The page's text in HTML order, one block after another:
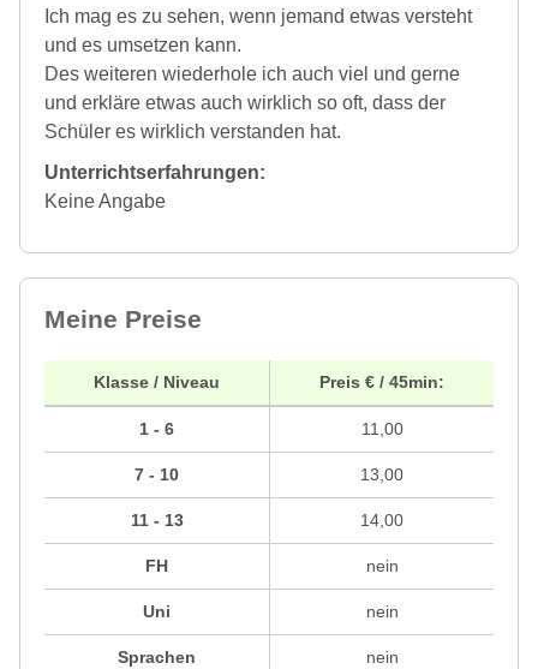
Ich mag es zu sehen, wenn jemand etwas versteht
und es umsetzen kann.
Des weiteren wiederhole ich auch viel und gerne
und erkläre etwas auch wirklich so oft, dass der
Schüler es wirklich verstanden hat.
Unterrichtserfahrungen:
Keine Angabe
Meine Preise
Klasse / Niveau
1 - 6
7 - 10
11 - 13
FH
Uni
Sprachen
Preis € / 45min:
11,00
13,00
14,00
nein
nein
nein